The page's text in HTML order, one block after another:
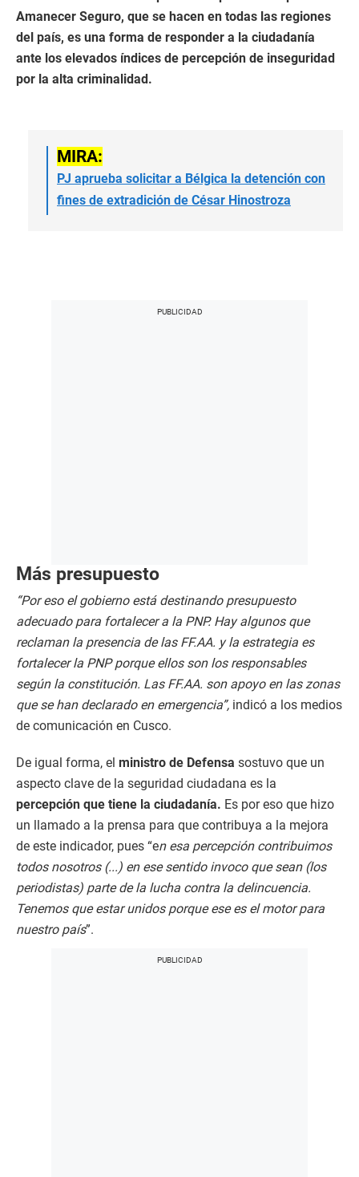
Amanecer Seguro, que se hacen en todas las regiones
del país, es una forma de responder a la ciudadanía
ante los elevados índices de percepción de inseguridad
por la alta criminalidad.
MIRA:
PJ aprueba solicitar a Bélgica la detención con
fines de extradición de César Hinostroza
Más presupuesto
“Por eso el gobierno está destinando presupuesto
adecuado para fortalecer a la PNP. Hay algunos que
reclaman la presencia de las FF.AA. y la estrategia es
fortalecer la PNP porque ellos son los responsables
según la constitución. Las FF.AA. son apoyo en las zonas
que se han declarado en emergencia”, indicó a los medios
de comunicación en Cusco.
De igual forma, el ministro de Defensa sostuvo que un
aspecto clave de la seguridad ciudadana es la
percepción que tiene la ciudadanía. Es por eso que hizo
un llamado a la prensa para que contribuya a la mejora
de este indicador, pues “en esa percepción contribuimos
todos nosotros (...) en ese sentido invoco que sean (los
periodistas) parte de la lucha contra la delincuencia.
Tenemos que estar unidos porque ese es el motor para
nuestro país”.